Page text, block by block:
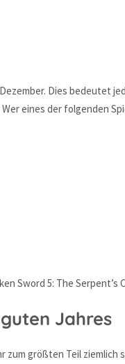
Dies bedeutet
eines der folgenden
Sword 5: The Serpent’s
Jahres
zum größten Teil ziemlich